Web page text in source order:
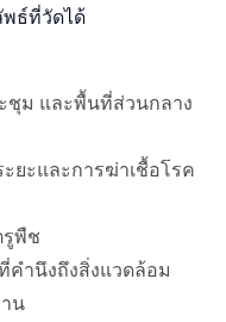
พธ์ที่วัดได้
ชุม และพื้นที่ส่วนกลาง
ยะและการฆ่าเชื้อโรค
พืช
คํานึงถึงสิ่งแวดล้อม
น